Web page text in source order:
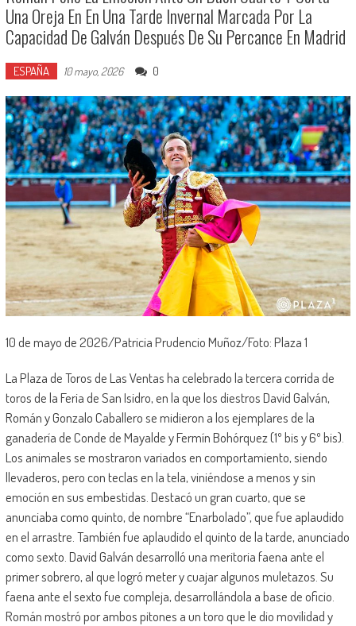
Una Oreja En En Una Tarde Invernal Marcada Por La
Capacidad De Galván Después De Su Percance En Madrid
ESPAÑA 10 mayo, 2026 0
10 de mayo de 2026/Patricia Prudencio Muñoz/Foto: Plaza 1
La Plaza de Toros de Las Ventas ha celebrado la tercera corrida de
toros de la Feria de San Isidro, en la que los diestros David Galván,
Román y Gonzalo Caballero se midieron a los ejemplares de la
ganadería de Conde de Mayalde y Fermín Bohórquez (1º bis y 6º bis).
Los animales se mostraron variados en comportamiento, siendo
llevaderos, pero con teclas en la tela, viniéndose a menos y sin
emoción en sus embestidas. Destacó un gran cuarto, que se
anunciaba como quinto, de nombre “Enarbolado”, que fue aplaudido
en el arrastre. También fue aplaudido el quinto de la tarde, anunciado
como sexto. David Galván desarrolló una meritoria faena ante el
primer sobrero, al que logró meter y cuajar algunos muletazos. Su
faena ante el sexto fue compleja, desarrollándola a base de oficio.
Román mostró por ambos pitones a un toro que le dio movilidad y